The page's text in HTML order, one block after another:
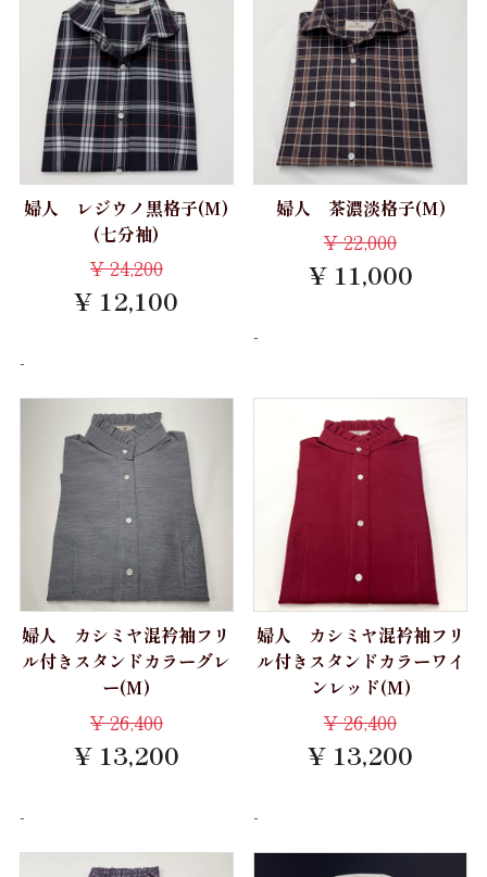
Price
～10,000円
10,001円～20,000円
20,001円～30,000円
30,001円～40,000円
40,001円～50,000円
会社案内
お問い合わせ
婦人 レジウノ黒格子(M)
(七分袖)
¥24,200
¥ 12,100
-
婦人 茶濃淡格子(M)
¥22,000
¥ 11,000
-
婦人 カシミヤ混衿袖フリ
ル付きスタンドカラーグレ
ー(M)
¥26,400
¥ 13,200
-
婦人 カシミヤ混衿袖フリ
ル付きスタンドカラーワイ
ンレッド(M)
¥26,400
¥ 13,200
-